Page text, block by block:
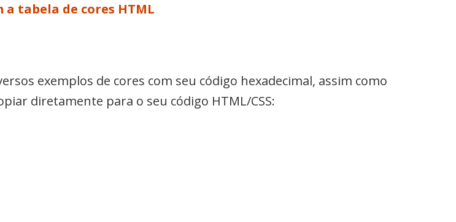
tabela de cores HTML
exemplos de cores com seu código hexadecimal, assim como
diretamente para o seu código HTML/CSS: